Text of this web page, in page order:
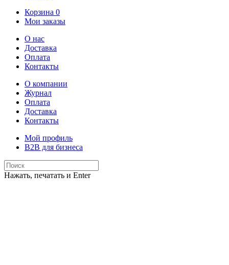
Корзина 0
Мои заказы
О нас
Доставка
Оплата
Контакты
О компании
Журнал
Оплата
Доставка
Контакты
Мой профиль
B2B для бизнеса
Нажать, печатать и Enter